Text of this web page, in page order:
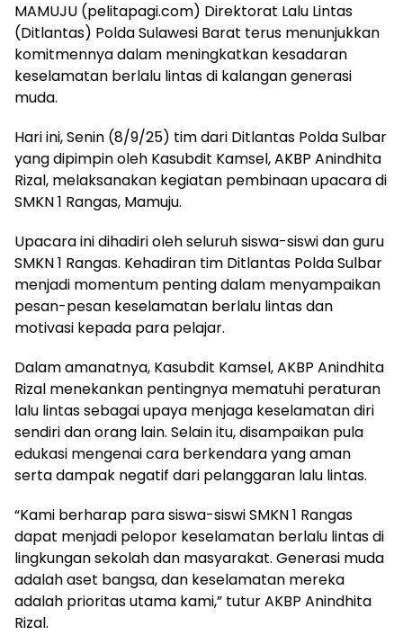
MAMUJU (pelitapagi.com) Direktorat Lalu Lintas
(Ditlantas) Polda Sulawesi Barat terus menunjukkan
komitmennya dalam meningkatkan kesadaran
keselamatan berlalu lintas di kalangan generasi
muda.
Hari ini, Senin (8/9/25) tim dari Ditlantas Polda Sulbar
yang dipimpin oleh Kasubdit Kamsel, AKBP Anindhita
Rizal, melaksanakan kegiatan pembinaan upacara di
SMKN 1 Rangas, Mamuju.
Upacara ini dihadiri oleh seluruh siswa-siswi dan guru
SMKN 1 Rangas. Kehadiran tim Ditlantas Polda Sulbar
menjadi momentum penting dalam menyampaikan
pesan-pesan keselamatan berlalu lintas dan
motivasi kepada para pelajar.
Dalam amanatnya, Kasubdit Kamsel, AKBP Anindhita
Rizal menekankan pentingnya mematuhi peraturan
lalu lintas sebagai upaya menjaga keselamatan diri
sendiri dan orang lain. Selain itu, disampaikan pula
edukasi mengenai cara berkendara yang aman
serta dampak negatif dari pelanggaran lalu lintas.
“Kami berharap para siswa-siswi SMKN 1 Rangas
dapat menjadi pelopor keselamatan berlalu lintas di
lingkungan sekolah dan masyarakat. Generasi muda
adalah aset bangsa, dan keselamatan mereka
adalah prioritas utama kami,” tutur AKBP Anindhita
Rizal.